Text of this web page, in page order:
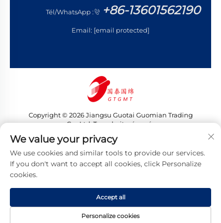
Tél/WhatsApp : +86-13601562190
Email: [email protected]
Copyright © 2026 Jiangsu Guotai Guomian Trading
Co., Ltd. Tous droits réservés
Politique de confidentialité
We value your privacy
We use cookies and similar tools to provide our services.
If you don't want to accept all cookies, click Personalize
cookies.
Personalize cookies
Accept all